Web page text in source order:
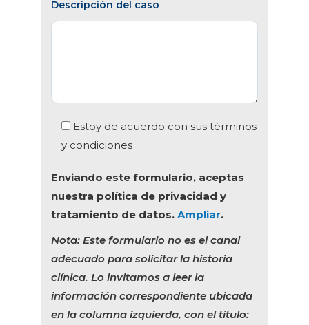
Descripción del caso
Estoy de acuerdo con sus términos
y condiciones
Enviando este formulario, aceptas
nuestra política de privacidad y
tratamiento de datos. Ampliar.
Nota: Este formulario no es el canal
adecuado para solicitar la historia
clínica. Lo invitamos a leer la
información correspondiente ubicada
en la columna izquierda, con el título: